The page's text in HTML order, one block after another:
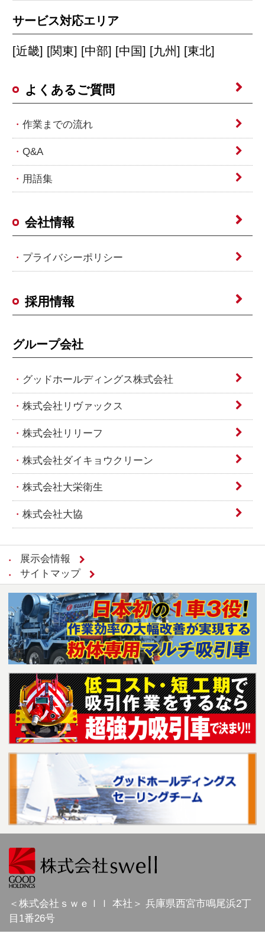
サービス対応エリア
[近畿] [関東] [中部] [中国] [九州] [東北]
よくあるご質問
作業までの流れ
Q&A
用語集
会社情報
プライバシーポリシー
採用情報
グループ会社
グッドホールディングス株式会社
株式会社リヴァックス
株式会社リリーフ
株式会社ダイキョウクリーン
株式会社大栄衛生
株式会社大協
展示会情報
サイトマップ
＜株式会社ｓｗｅｌｌ 本社＞ 兵庫県西宮市鳴尾浜2丁
目1番26号